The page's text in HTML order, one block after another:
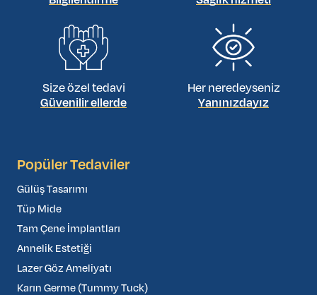
iyileşme ve kötü yara izi riski de artırır. Cerrahlar, güvenli
bir iyileşme sağlamak için genellikle hastaların
ameliyattan en az 4-6 hafta önce ve sonra sigarayı
bırakmasını ister.
Size özel tedavi
Güvenilir ellerde
Her neredeyseniz
Yanınızdayız
Popüler Tedaviler
Gülüş Tasarımı
Tüp Mide
Tam Çene İmplantları
Annelik Estetiği
Lazer Göz Ameliyatı
Karın Germe (Tummy Tuck)